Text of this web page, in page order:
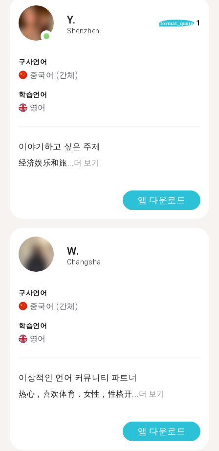
Y.
Shenzhen
format_quote 1
구사언어
중국어 (간체)
학습언어
영어
이야기하고 싶은 주제
经济娱乐和旅...더 보기
앱 다운로드
W.
Changsha
구사언어
중국어 (간체)
학습언어
영어
이상적인 언어 커뮤니티 파트너
热心，喜欢体育，女性，性格开...더 보기
앱 다운로드